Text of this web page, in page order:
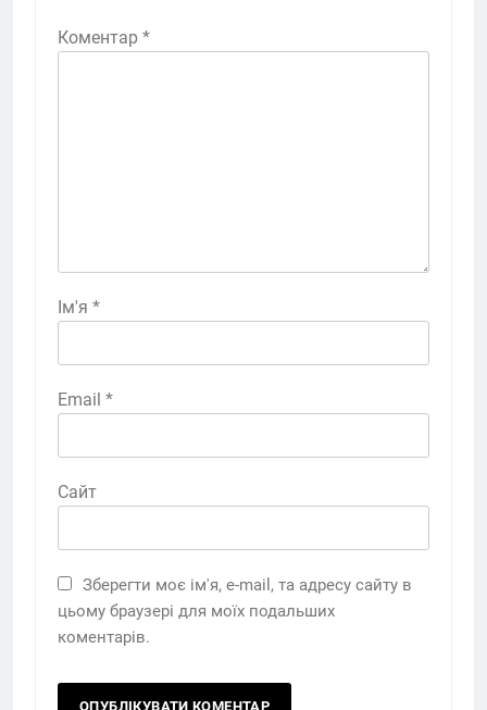
Коментар *
Ім'я *
Email *
Сайт
Зберегти моє ім'я, e-mail, та адресу сайту в
цьому браузері для моїх подальших
коментарів.